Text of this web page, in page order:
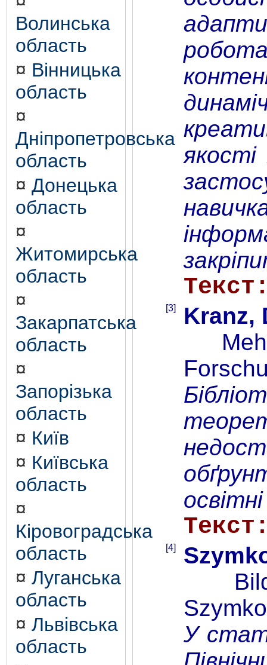
Волинська
область
¤ Вінницька
область
¤
Дніпропетровська
область
¤ Донецька
область
¤
Житомирська
область
¤
Закарпатська
область
¤
Запорізька
область
¤ Київ
¤ Київська
область
¤
Кіровоградська
область
¤ Луганська
область
¤ Львівська
область
[3]
Kranz,
Mehr
[4]
У